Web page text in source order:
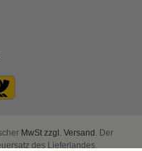
MwSt zzgl. Versand . Der
des Lieferlandes.